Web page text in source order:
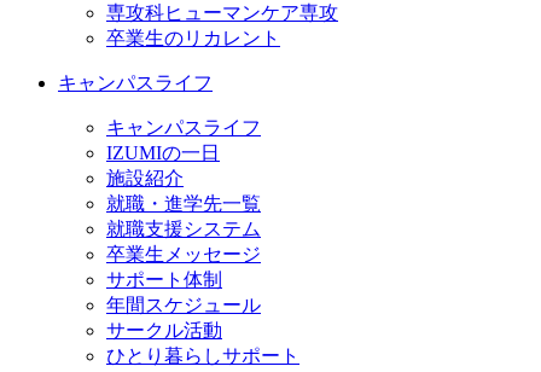
専攻科ヒューマンケア専攻
卒業生のリカレント
キャンパスライフ
キャンパスライフ
IZUMIの一日
施設紹介
就職・進学先一覧
就職支援システム
卒業生メッセージ
サポート体制
年間スケジュール
サークル活動
ひとり暮らしサポート